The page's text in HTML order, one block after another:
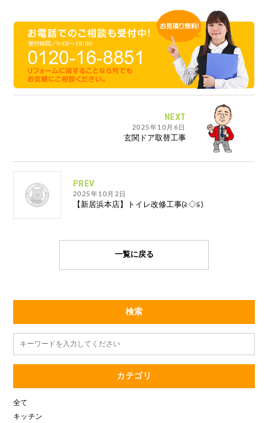
PREV
2025年10月2日
【新居浜本店】トイレ改修工事(≧◇≦)
NEXT
2025年10月6日
玄関ドア取替工事
一覧に戻る
検索
カテゴリ
全て
キッチン